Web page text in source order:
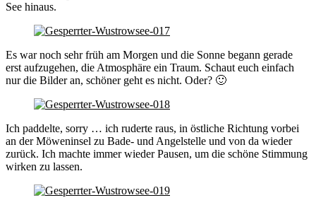
See hinaus.
Es war noch sehr früh am Morgen und die Sonne begann gerade
erst aufzugehen, die Atmosphäre ein Traum. Schaut euch einfach
nur die Bilder an, schöner geht es nicht. Oder? 🙂
Ich paddelte, sorry … ich ruderte raus, in östliche Richtung vorbei
an der Möweninsel zu Bade- und Angelstelle und von da wieder
zurück. Ich machte immer wieder Pausen, um die schöne Stimmung
wirken zu lassen.